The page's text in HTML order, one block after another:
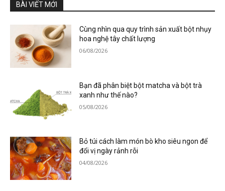
BÀI VIẾT MỚI
Cùng nhìn qua quy trình sản xuất bột nhụy
hoa nghệ tây chất lượng
06/08/2026
Bạn đã phân biệt bột matcha và bột trà
xanh như thế nào?
05/08/2026
Bỏ túi cách làm món bò kho siêu ngon để
đổi vị ngày rảnh rỗi
04/08/2026